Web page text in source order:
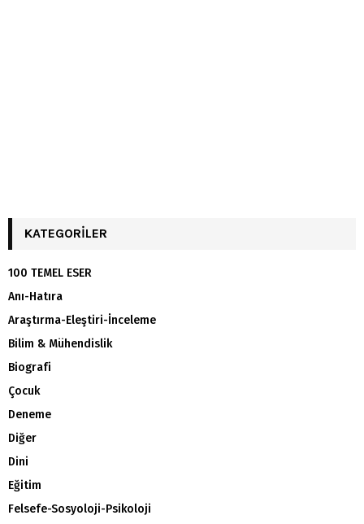
KATEGORILER
100 TEMEL ESER
Anı-Hatıra
Araştırma-Eleştiri-İnceleme
Bilim & Mühendislik
Biografi
Çocuk
Deneme
Diğer
Dini
Eğitim
Felsefe-Sosyoloji-Psikoloji